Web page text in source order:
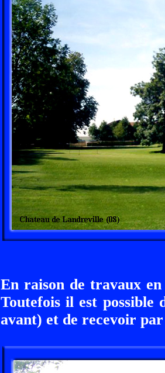
En raison de travaux
Toutefois il est possible
avant) et de recevoir